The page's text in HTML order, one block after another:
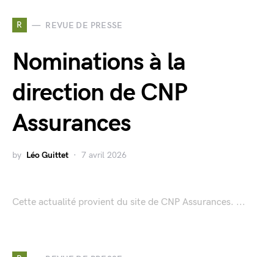
R REVUE DE PRESSE
Nominations à la
direction de CNP
Assurances
by Léo Guittet 7 avril 2026
Cette actualité provient du site de CNP Assurances. ...